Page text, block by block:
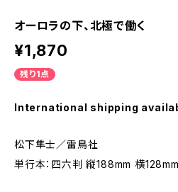
オーロラの下、北極で働く
¥1,870
残り1点
International shipping
松下隼士／雷鳥社
単行本：四六判 縦188mm 横